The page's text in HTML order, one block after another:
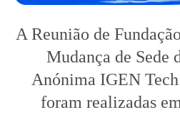
A Reunião de
Mudança de Sede
Anónima IGEN
foram realizadas